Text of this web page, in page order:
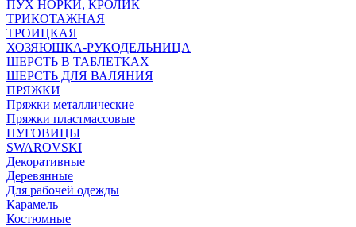
ПУХ НОРКИ, КРОЛИК
ТРИКОТАЖНАЯ
ТРОИЦКАЯ
ХОЗЯЮШКА-РУКОДЕЛЬНИЦА
ШЕРСТЬ В ТАБЛЕТКАХ
ШЕРСТЬ ДЛЯ ВАЛЯНИЯ
ПРЯЖКИ
Пряжки металлические
Пряжки пластмассовые
ПУГОВИЦЫ
SWAROVSKI
Декоративные
Деревянные
Для рабочей одежды
Карамель
Костюмные